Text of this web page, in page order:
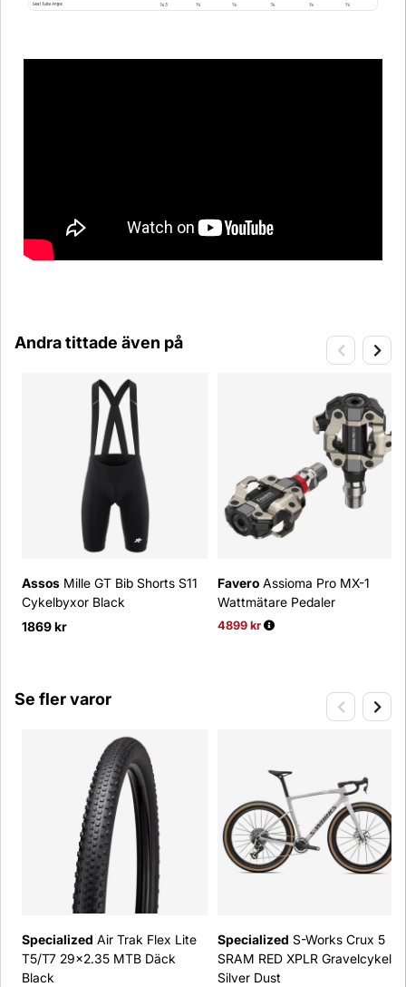
Andra tittade även på
Assos Mille GT Bib Shorts S11
Cykelbyxor Black
1869 kr
Favero Assioma Pro MX-1
Wattmätare Pedaler
4899 kr
Ordinarie pris:
Se fler varor
Specialized Air Trak Flex Lite
T5/T7 29x2.35 MTB Däck
Black
Specialized S-Works Crux 5
SRAM RED XPLR Gravelcykel
Silver Dust